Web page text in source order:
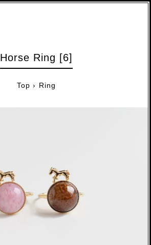
Horse Ring [6]
Top › Ring